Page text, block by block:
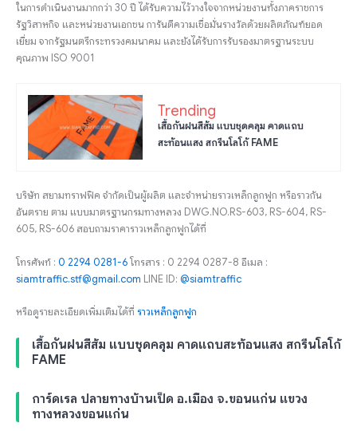
ในการดำเนินงานมากกว่า 30 ปี ได้รับความไว้วางใจจากหน่วยงานทั้งภาคราชการ
รัฐวิสาหกิจ และหน่วยงานเอกชน การันตีความเชื่อมั่นรางวัลด้วยผลิตภัณฑ์ยอด
เยี่ยม จากรัฐมนตรีกระทรวงคมนาคม และยังได้รับการรับรองมาตรฐานระบบ
คุณภาพ ISO 9001
Trending
เสื้อกันฝนสีส้ม แบบชุดคลุม คาดแถบ
สะท้อนแสง สกรีนโลโก้ FAME
บริษัท สยามทราฟฟิค จำกัดเป็นผู้ผลิต และจำหน่ายราวเหล็กลูกฟูก หรือราวกัน
อันตราย ตาม แบบมาตรฐานกรมทางหลวง DWG.NO.RS-603, RS-604, RS-
605, RS-606 สอบถามราคาราวเหล็กลูกฟูกได้ที่
โทรศัพท์ : 0 2294 0281-6โทรสาร : 0 2294 0287-8 อีเมล :
siamtraffic.stf@gmail.com LINE ID: @siamtraffic
หรือดูรายละเอียดเพิ่มเติมได้ที่ ราวเหล็กลูกฟูก
เสื้อกันฝนสีส้ม แบบชุดคลุม คาดแถบสะท้อนแสง สกรีนโลโก้
FAME
การ์ดเรล ปลายทางบ้านเป็ด อ.เมือง จ.ขอนแก่น แขวง
ทางหลวงขอนแก่น